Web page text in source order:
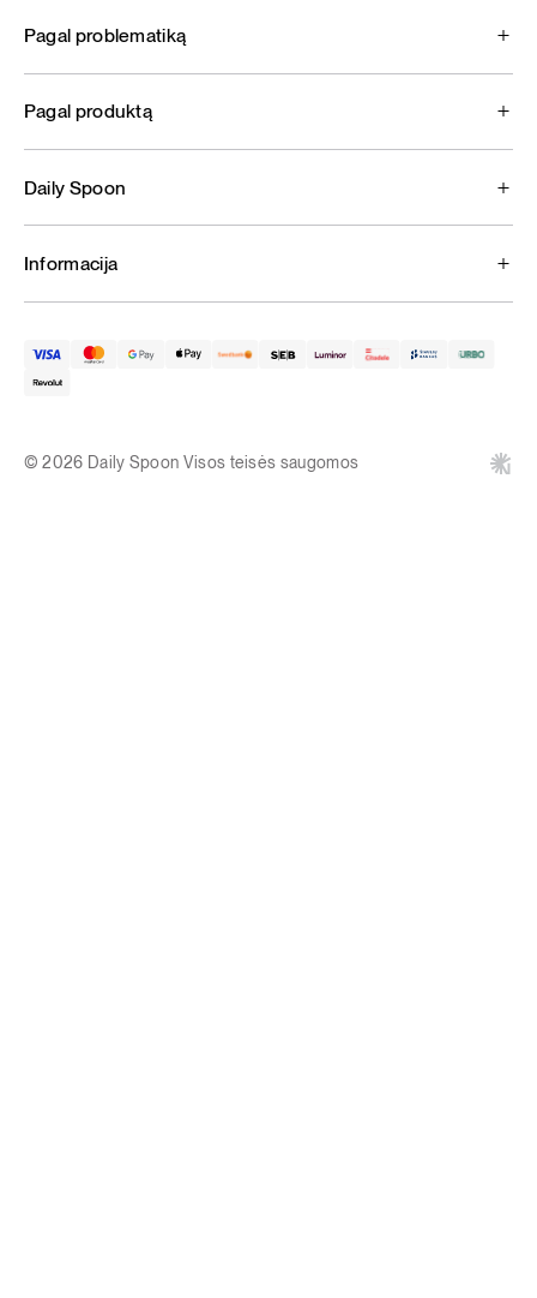
Pagal problematiką
Pagal produktą
Daily Spoon
Informacija
© 2026 Daily Spoon Visos teisės saugomos